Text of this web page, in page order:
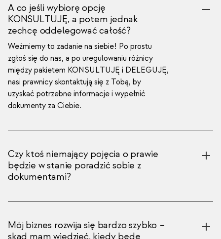
A co jeśli wybiorę opcję
KONSULTUJĘ, a potem jednak
zechcę oddelegować całość?
Weźmiemy to zadanie na siebie! Po prostu
zgłoś się do nas, a po uregulowaniu różnicy
między pakietem KONSULTUJĘ i DELEGUJĘ,
nasi prawnicy skontaktują się z Tobą, by
uzyskać potrzebne informacje i wypełnić
dokumenty za Ciebie.
Czy ktoś niemający pojęcia o prawie
będzie w stanie poradzić sobie z
dokumentami?
Mój biznes rozwija się bardzo szybko –
skąd mam wiedzieć, kiedy będę